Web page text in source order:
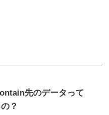
先のデータって
？